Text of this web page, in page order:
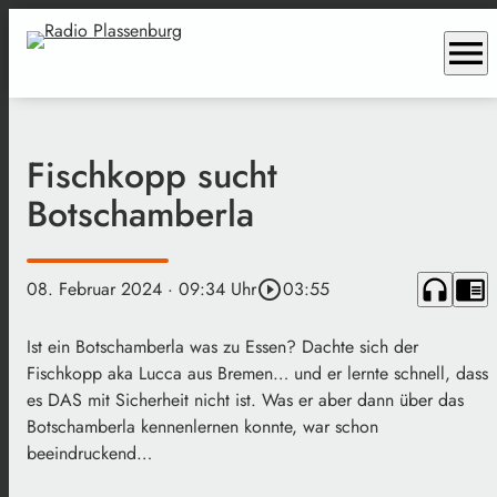
menu
Fischkopp sucht
Botschamberla
08. Februar 2024 · 09:34 Uhrplay_circle_outline03:55 headphones chrome_reader_mode
Ist ein Botschamberla was zu Essen? Dachte sich der
Fischkopp aka Lucca aus Bremen… und er lernte schnell, dass
es DAS mit Sicherheit nicht ist. Was er aber dann über das
Botschamberla kennenlernen konnte, war schon
beeindruckend…